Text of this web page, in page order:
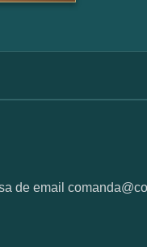
de email